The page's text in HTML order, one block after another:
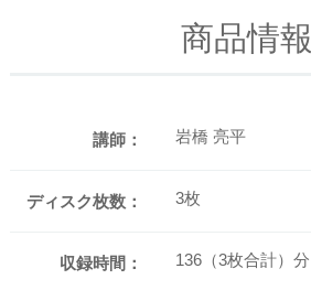
商品情報
講師： 岩橋 亮平
ディスク枚数： 3枚
収録時間： 136（3枚合計）分